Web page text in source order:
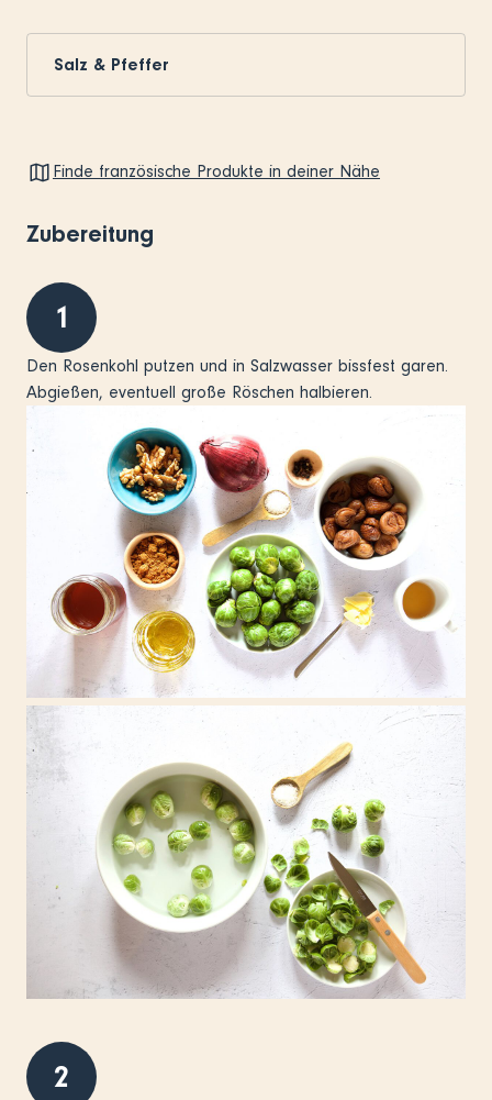
Salz & Pfeffer
Finde französische Produkte in deiner Nähe
Zubereitung
1
Den Rosenkohl putzen und in Salzwasser bissfest garen.
Abgießen, eventuell große Röschen halbieren.
2